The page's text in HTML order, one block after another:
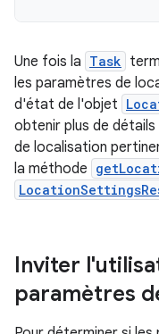
Une fois la Task
les paramètres de
d'état de l'objet
obtenir plus de
de localisation
la méthode
Inviter
paramètres